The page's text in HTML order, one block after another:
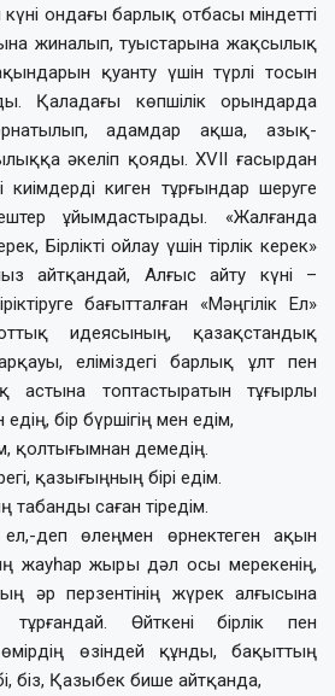
ондағы барлық отбасы міндетті
жиналып, туыстарына жақсылық
қуанту үшін түрлі тосын
Қаладағы көпшілік орындарда
адамдар ақша, азық-
әкеліп қояды. ХVІІ ғасырдан
киген тұрғындар шеруге
ұйымдастырады. «Жалғанда
Бірлікті ойлау үшін тірлік керек»
айтқандай, Алғыс айту күні –
бағытталған «Мәңгілік Ел»
идеясының, қазақстандық
арқауы, еліміздегі барлық ұлт пен
астына топтастыратын тұғырлы
бір бүршігің мен едім,
қолтығымнан демедің.
қазығыңның бірі едім.
саған тіредім.
деп өлеңмен өрнектеген ақын
жауһар жыры дәл осы мерекенің,
әр перзентінің жүрек алғысына
Өйткені бірлік пен
өзіндей құнды, бақыттың
біз, Қазыбек бише айтқанда,